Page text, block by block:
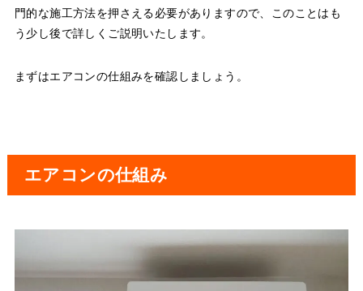
門的な施工方法を押さえる必要がありますので、このことはも
う少し後で詳しくご説明いたします。
まずはエアコンの仕組みを確認しましょう。
エアコンの仕組み